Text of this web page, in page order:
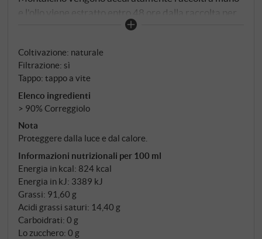
e l'olio viene estratto entro 48 ore dalla raccolta per
ottimizzare le caratteristiche qualitative del
riflessi dorati, il sapore è fruttato e intenso con note
speziate di carciofo, pomodoro ed erbe aromatiche.
Al palato è leggermente sapido con un finale
meravigliosamente amaro. SUPERIORE.DE
Coltivazione: naturale
Filtrazione: sì
Tappo: tappo a vite
Elenco ingredienti
> 90% Correggiolo
Nota
Proteggere dalla luce e dal calore.
Informazioni nutrizionali per 100 ml
Energia in kcal: 824 kcal
Energia in kJ: 3389 kJ
Grassi: 91,60 g
Acidi grassi saturi: 14,40 g
Carboidrati: 0 g
Lo zucchero: 0 g